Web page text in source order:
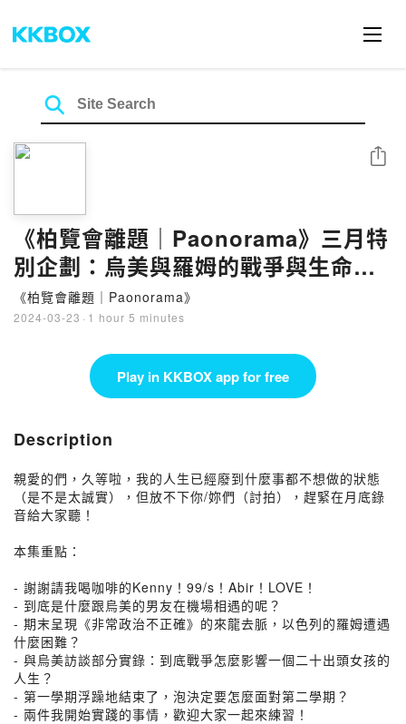
《柏覽會離題｜Paonorama》三月特
別企劃：烏美與羅姆的戰爭與生命難
題Ｘ專注好事/一件事的練習
《柏覽會離題｜Paonorama》
2024-03-23 · 1 hour 5 minutes
Share
Play in KKBOX app for free
Description
親愛的們，久等啦，我的人生已經廢到什麼事都不想做的狀態
（是不是太誠實），但放不下你/妳們（討拍），趕緊在月底錄
音給大家聽！
本集重點：
- 謝謝請我喝咖啡的Kenny！99/s！Abir！LOVE！
- 到底是什麼跟烏美的男友在機場相遇的呢？
- 期末呈現《非常政治不正確》的來龍去脈，以色列的羅姆遭遇
什麼困難？
- 與烏美訪談部分實錄：到底戰爭怎麼影響一個二十出頭女孩的
人生？
- 第一學期浮躁地結束了，泡決定要怎麼面對第二學期？
- 兩件我開始實踐的事情，歡迎大家一起來練習！